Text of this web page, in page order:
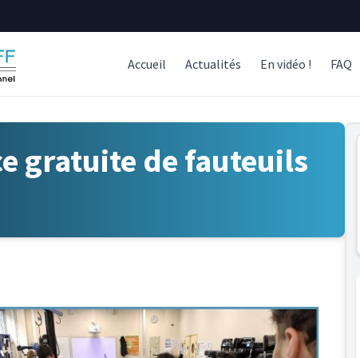
Accueil Actualités En vidéo ! FAQ
gratuite de fauteuils